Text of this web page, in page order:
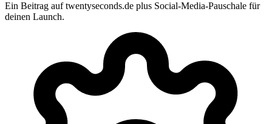
Ein Beitrag auf twentyseconds.de plus Social-Media-Pauschale für
deinen Launch.